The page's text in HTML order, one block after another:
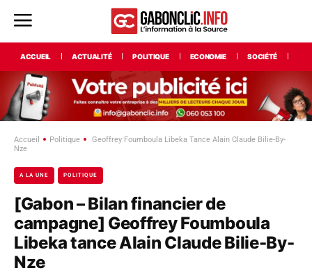
ACCUEIL ACTUALITÉ POLITIQUE ECONOMIE SOCIÉTÉ
Accueil Politique
Geoffrey Foumboula Libeka Tance Alain Claude Bilie-By-
Nze
A LA UNE POLITIQUE
[Gabon – Bilan financier de
campagne] Geoffrey Foumboula
Libeka tance Alain Claude Bilie-By-
Nze